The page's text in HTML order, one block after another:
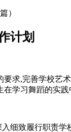
计划
求,完善学校艺
学习舞蹈的实
细致履行职责